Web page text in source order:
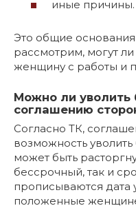
иные причины.
Это общие
рассмотрим, могут
женщину с работы и
Можно ли
соглашению
Согласно ТК,
возможность
может быть
бессрочный, так и
прописываются дата
положенные